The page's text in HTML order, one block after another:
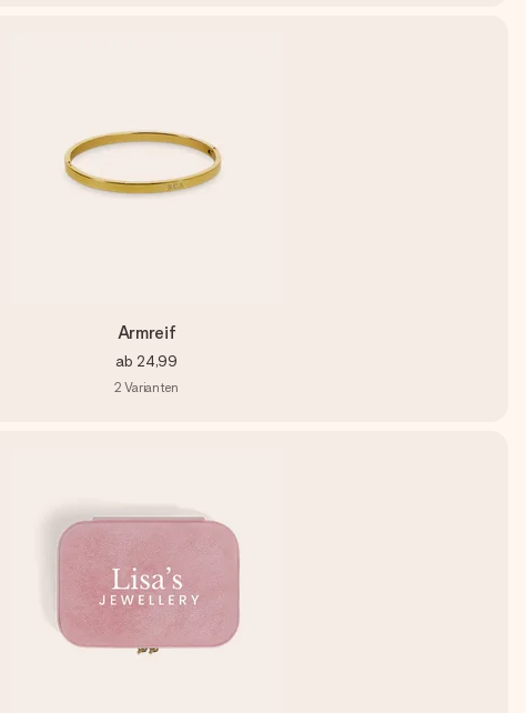
Armreif
ab 24,99
2 Varianten